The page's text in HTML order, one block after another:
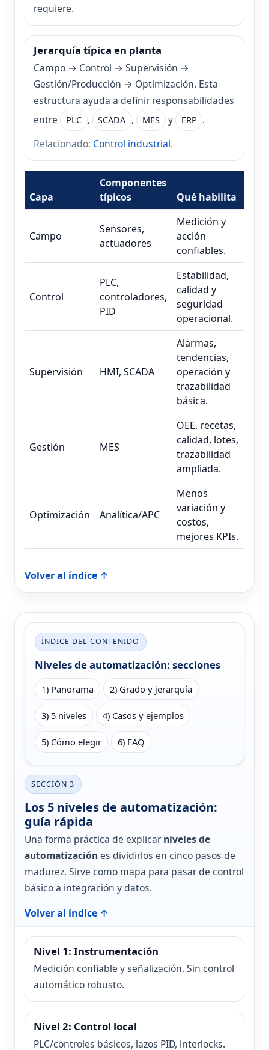
requiere.
Jerarquía típica en planta
Campo → Control → Supervisión →
Gestión/Producción → Optimización. Esta
estructura ayuda a definir responsabilidades
entre
PLC , SCADA , MES y ERP .
Relacionado: Control industrial.
Capa
Componentes
típicos
Qué habilita
Campo
Sensores,
actuadores
Medición y
acción
confiables.
Control
PLC,
controladores,
PID
Estabilidad,
calidad y
seguridad
operacional.
Supervisión HMI, SCADA
Alarmas,
tendencias,
operación y
trazabilidad
básica.
Gestión MES
OEE, recetas,
calidad, lotes,
trazabilidad
ampliada.
Optimización Analítica/APC
Menos
variación y
costos,
mejores KPIs.
Volver al índice ↑
ÍNDICE DEL CONTENIDO
Niveles de automatización: secciones
1) Panorama 2) Grado y jerarquía
3) 5 niveles 4) Casos y ejemplos
5) Cómo elegir 6) FAQ
SECCIÓN 3
Los 5 niveles de automatización:
guía rápida
Una forma práctica de explicarniveles de
automatizaciónes dividirlos en cinco pasos de
madurez. Sirve como mapa para pasar de control
básico a integración y datos.
Volver al índice ↑
Nivel 1: Instrumentación
Medición confiable y señalización. Sin control
automático robusto.
Nivel 2: Control local
PLC/controles básicos, lazos PID, interlocks.